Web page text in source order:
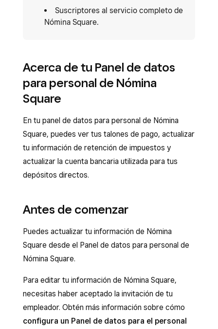
Suscriptores al servicio completo de
Nómina Square.
Acerca de tu Panel de datos
para personal de Nómina
Square
En tu panel de datos para personal de Nómina
Square, puedes ver tus talones de pago, actualizar
tu información de retención de impuestos y
actualizar la cuenta bancaria utilizada para tus
depósitos directos.
Antes de comenzar
Puedes actualizar tu información de Nómina
Square desde el Panel de datos para personal de
Nómina Square.
Para editar tu información de Nómina Square,
necesitas haber aceptado la invitación de tu
empleador. Obtén más información sobre cómo
configura un Panel de datos para el personal